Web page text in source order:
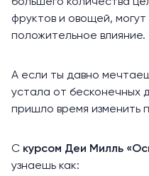
фруктов и овощей, могут
положительное влияние.
А если ты давно
устала от бесконечных
пришло время изменить
С курсом Деи Милль
узнаешь как: